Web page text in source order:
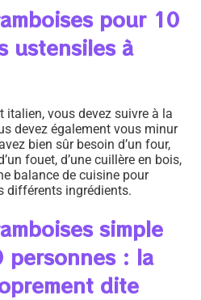
pour 10
ustensiles à
italien, vous devez suivre à la
devez également vous minur
bien sûr besoin d’un four,
fouet, d’une cuillère en bois,
balance de cuisine pour
différents ingrédients.
simple
personnes : la
dite